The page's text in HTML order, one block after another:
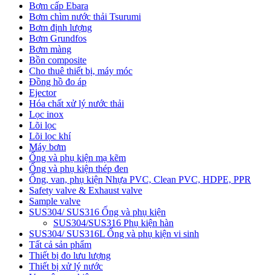
Bơm cấp Ebara
Bơm chìm nước thải Tsurumi
Bơm định lượng
Bơm Grundfos
Bơm màng
Bồn composite
Cho thuê thiết bị, máy móc
Đồng hồ đo áp
Ejector
Hóa chất xử lý nước thải
Lọc inox
Lõi lọc
Lõi lọc khí
Máy bơm
Ống và phụ kiện mạ kẽm
Ống và phụ kiện thép đen
Ống, van, phụ kiện Nhựa PVC, Clean PVC, HDPE, PPR
Safety valve & Exhaust valve
Sample valve
SUS304/ SUS316 Ống và phụ kiện
SUS304/SUS316 Phụ kiện hàn
SUS304/ SUS316L Ống và phụ kiện vi sinh
Tất cả sản phẩm
Thiết bị đo lưu lượng
Thiết bị xử lý nước